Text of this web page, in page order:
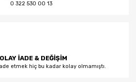
0 322 530 00 13
İADE & DEĞİŞİM
etmek hiç bu kadar kolay olmamıştı.